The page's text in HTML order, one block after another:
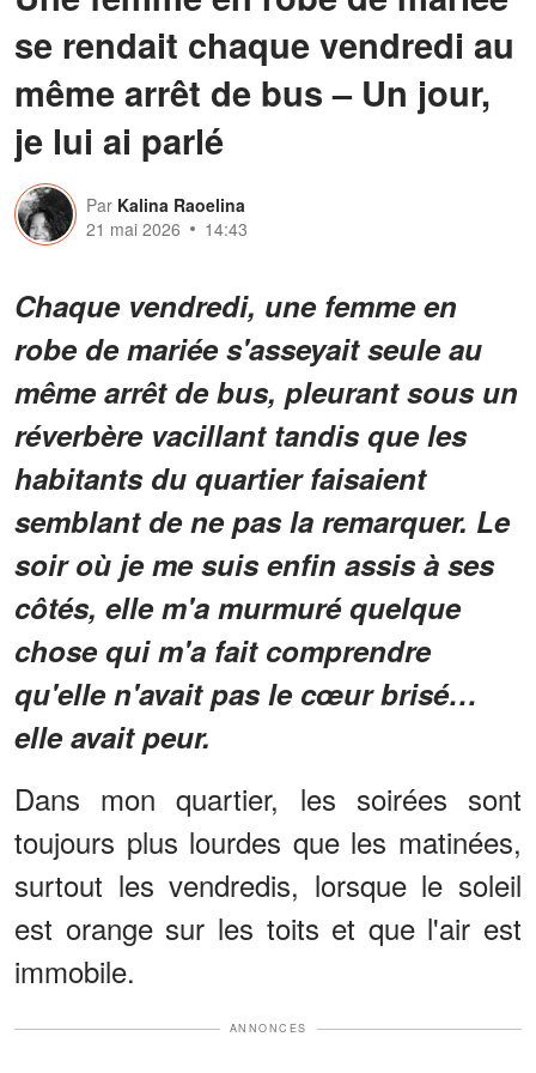
se rendait chaque vendredi au
même arrêt de bus – Un jour,
je lui ai parlé
Par Kalina Raoelina
21 mai 2026
14:43
Chaque vendredi, une femme en
robe de mariée s'asseyait seule au
même arrêt de bus, pleurant sous un
réverbère vacillant tandis que les
habitants du quartier faisaient
semblant de ne pas la remarquer. Le
soir où je me suis enfin assis à ses
côtés, elle m'a murmuré quelque
chose qui m'a fait comprendre
qu'elle n'avait pas le cœur brisé…
elle avait peur.
Dans mon quartier, les soirées sont
toujours plus lourdes que les matinées,
surtout les vendredis, lorsque le soleil
est orange sur les toits et que l'air est
immobile.
ANNONCES